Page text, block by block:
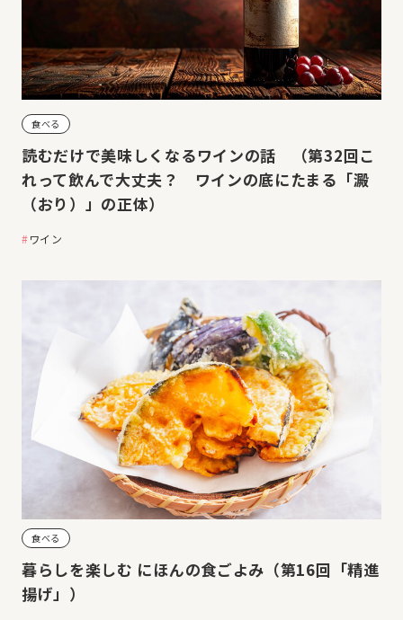
食べる
読むだけで美味しくなるワインの話 （第32回こ
れって飲んで大丈夫？ ワインの底にたまる「澱
（おり）」の正体）
ワイン
食べる
暮らしを楽しむ にほんの食ごよみ（第16回「精進
揚げ」）